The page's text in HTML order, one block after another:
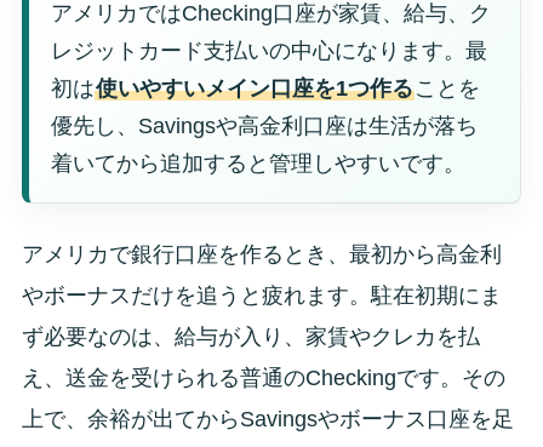
アメリカではChecking口座が家賃、給与、ク
レジットカード支払いの中心になります。最
初は使いやすいメイン口座を1つ作ることを
優先し、Savingsや高金利口座は生活が落ち
着いてから追加すると管理しやすいです。
アメリカで銀行口座を作るとき、最初から高金利
やボーナスだけを追うと疲れます。駐在初期にま
ず必要なのは、給与が入り、家賃やクレカを払
え、送金を受けられる普通のCheckingです。その
上で、余裕が出てからSavingsやボーナス口座を足